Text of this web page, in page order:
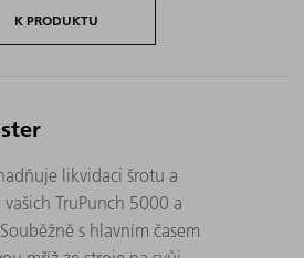
K PRODUKTU
likvidaci šrotu a
TruPunch 5000 a
s hlavním časem